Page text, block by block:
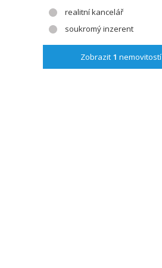
realitní kancelář
soukromý inzerent
Zobrazit 1 nemovitostí